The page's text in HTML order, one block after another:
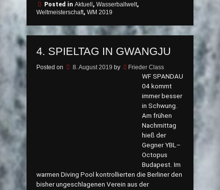
in
Gwangju“
Posted in Aktuell , Wasserballwelt,
Weltmeisterschaft, WM 2019
4. SPIELTAG IN GWANGJU
Posted on 8. August 2019 by Frieder Class
WF SPANDAU
04 kommt
immer besser
in Schwung.
Am frühen
Nachmittag
hieß der
Gegner YBL–
Octopus
Budapest. Im
warmen Diving Pool kontrollierten die Berliner den
bisher ungeschlagenen Verein aus der